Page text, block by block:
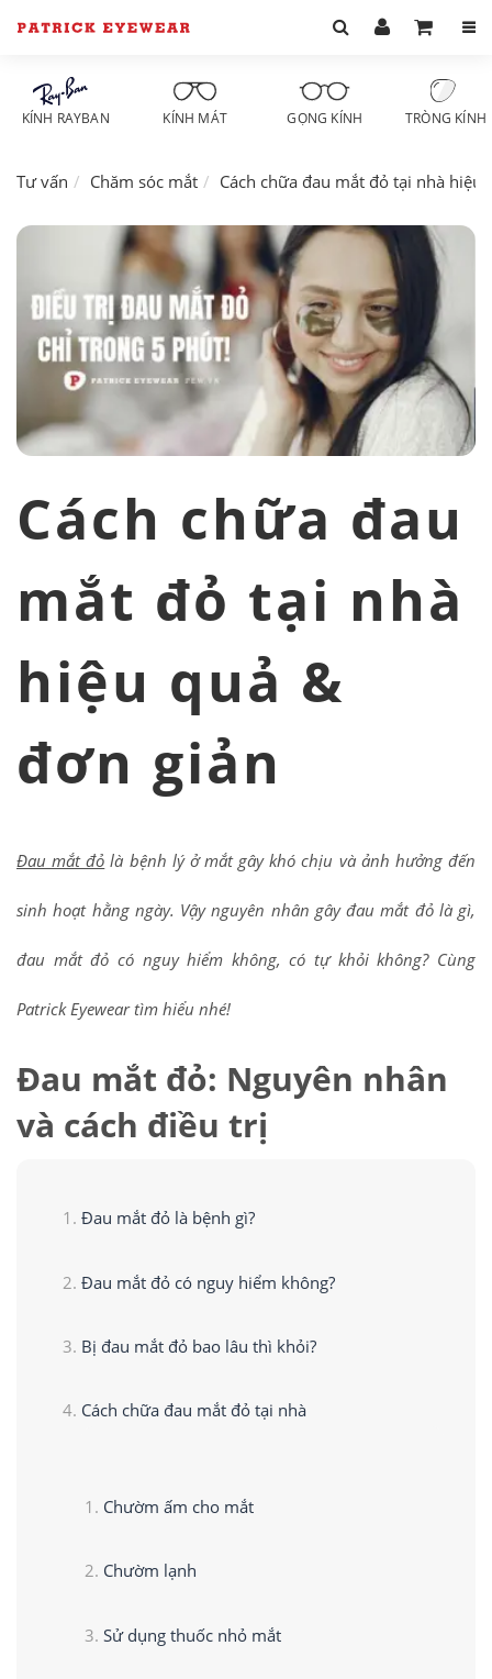
KÍNH RAYBAN KÍNH MÁT GỌNG KÍNH TRÒNG KÍNH
Tư vấn Chăm sóc mắt Cách chữa đau mắt đỏ tại nhà hiệu
Cách chữa đau
mắt đỏ tại nhà
hiệu quả &
đơn giản
Đau mắt đỏ là bệnh lý ở mắt gây khó chịu và ảnh hưởng đến
sinh hoạt hằng ngày. Vậy nguyên nhân gây đau mắt đỏ là gì,
đau mắt đỏ có nguy hiểm không, có tự khỏi không? Cùng
Patrick Eyewear tìm hiểu nhé!
Đau mắt đỏ: Nguyên nhân
và cách điều trị
Đau mắt đỏ là bệnh gì?
Đau mắt đỏ có nguy hiểm không?
Bị đau mắt đỏ bao lâu thì khỏi?
Cách chữa đau mắt đỏ tại nhà
Chườm ấm cho mắt
Chườm lạnh
Sử dụng thuốc nhỏ mắt